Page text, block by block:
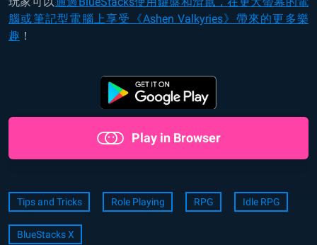
腦或筆記型電腦上享受《Ashen Valkyries》帶來的更多樂
趣 ！
Play in Browser
Tips and Tricks Role Playing RPG Idle RPG
BlueStacks X